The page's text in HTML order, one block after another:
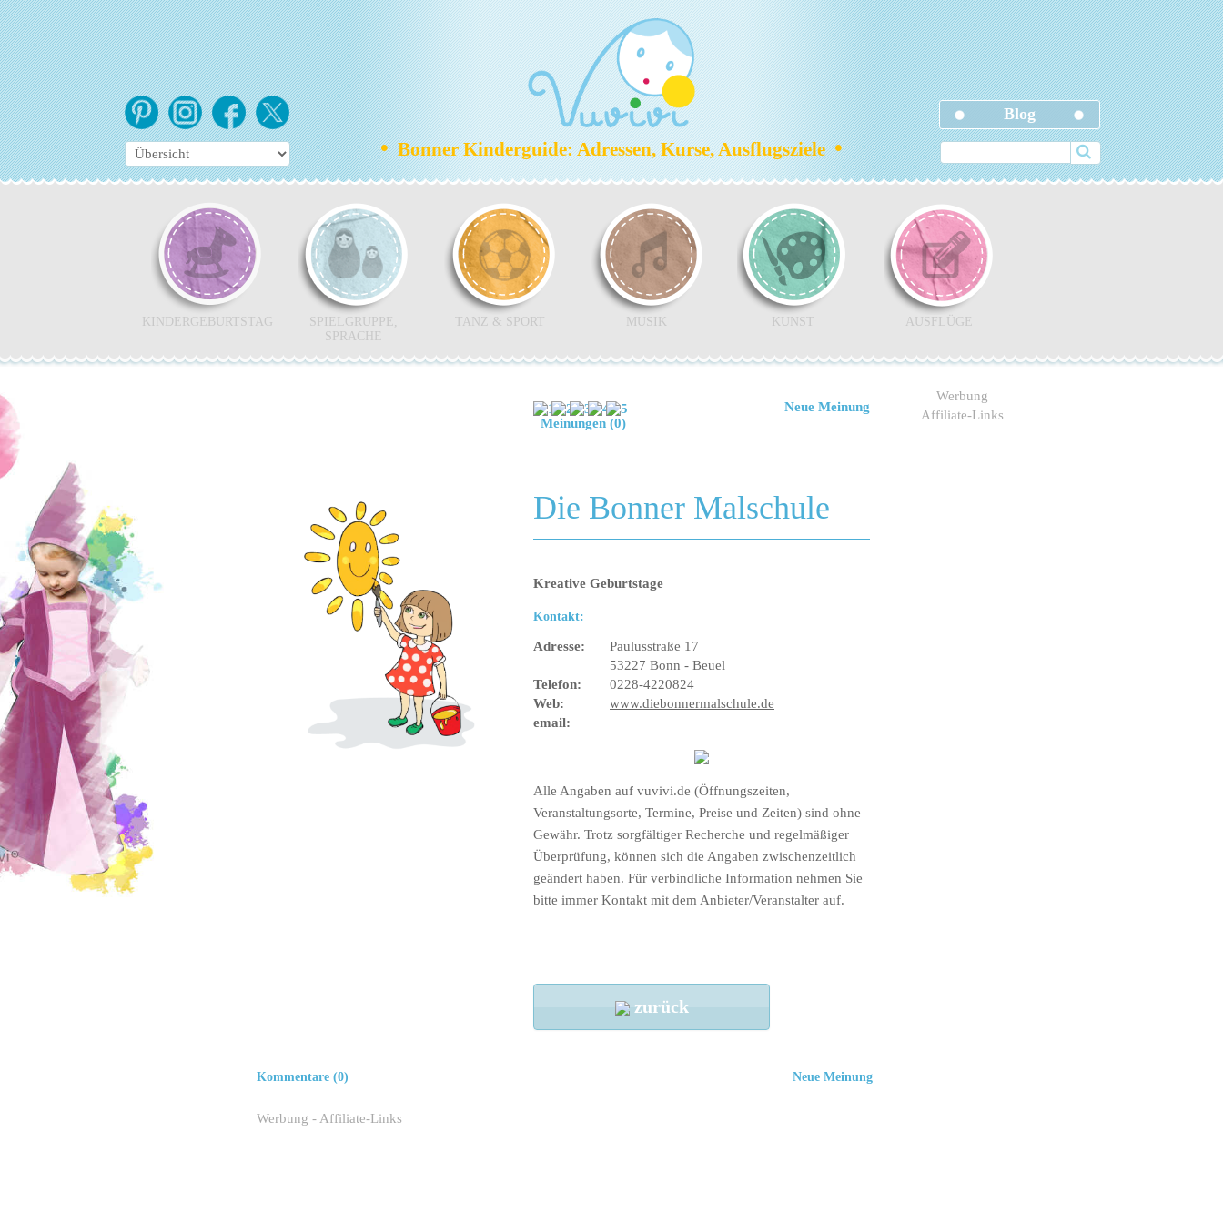
Blog
•Bonner Kinderguide: Adressen, Kurse, Ausflugsziele•
KINDERGEBURTSTAG
SPIELGRUPPE,
SPRACHE
TANZ & SPORT MUSIK KUNST AUSFLÜGE
Meinungen (0)
Neue Meinung
Die Bonner Malschule
Kreative Geburtstage
Kontakt:
Adresse:
Paulusstraße 17
53227 Bonn - Beuel
Telefon:
0228-4220824
Web:
www.diebonnermalschule.de
email:
Alle Angaben auf vuvivi.de (Öffnungszeiten,
Veranstaltungsorte, Termine, Preise und Zeiten) sind ohne
Gewähr. Trotz sorgfältiger Recherche und regelmäßiger
Überprüfung, können sich die Angaben zwischenzeitlich
geändert haben. Für verbindliche Information nehmen Sie
bitte immer Kontakt mit dem Anbieter/Veranstalter auf.
zurück
Neue Meinung
Kommentare (0)
Werbung - Affiliate-Links
Werbung
Affiliate-Links